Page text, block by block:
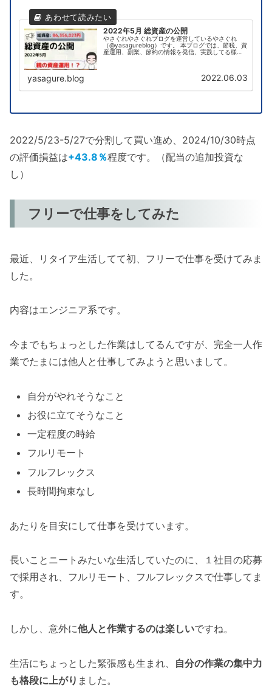
2022年5月 総資産の公開
やさぐれやさぐれブログを運営しているやさぐれ
（@yasagureblog）です。 本ブログでは、節税、資
産運用、副業、節約の情報を発信、実践してる様を
yasagure.blog 2022.06.03
2022/5/23-5/27で分割して買い進め、2024/10/30時点
の評価損益は+43.8％程度です。（配当の追加投資な
し）
フリーで仕事をしてみた
最近、リタイア生活してて初、フリーで仕事を受けてみま
した。
内容はエンジニア系です。
今までもちょっとした作業はしてるんですが、完全一人作
業でたまには他人と仕事してみようと思いまして。
自分がやれそうなこと
お役に立てそうなこと
一定程度の時給
フルリモート
フルフレックス
長時間拘束なし
あたりを目安にして仕事を受けています。
長いことニートみたいな生活していたのに、１社目の応募
で採用され、フルリモート、フルフレックスで仕事してま
す。
しかし、意外に他人と作業するのは楽しいですね。
生活にちょっとした緊張感も生まれ、 自分の作業の集中力
も格段に上がり ました。